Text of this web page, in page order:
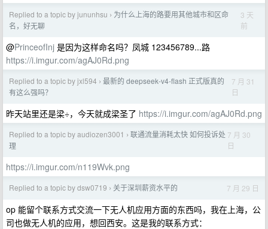
Replied to a topic by jununhsu › 为什么上海的路要用其他城市和区命
名，好无聊
3 天
前
@PrinceofInj 是因为这样命名吗？凤城 123456789...路
https://i.imgur.com/agAJ0Rd.png
Replied to a topic by jxl594 › 最新的 deepseek-v4-flash 正式版真的
有这么强吗？
7 月 31
日
昨天站里还是梁÷，今天就成梁圣了 https://i.imgur.com/agAJ0Rd.png
Replied to a topic by audiozen3001 › 联通流量消耗太快 如何投诉处
理
7 月 30
日
https://i.imgur.com/n119Wvk.png
Replied to a topic by dsw0719 › 关于深圳薪资水平的 7 月 29 日
op 能留个联系方式交流一下无人机应用方面的东西吗，我在上海，公
司也做无人机的应用，想回西安。这是我的联系方式：